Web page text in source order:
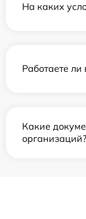
На каких
Работаете
Какие
организаций?